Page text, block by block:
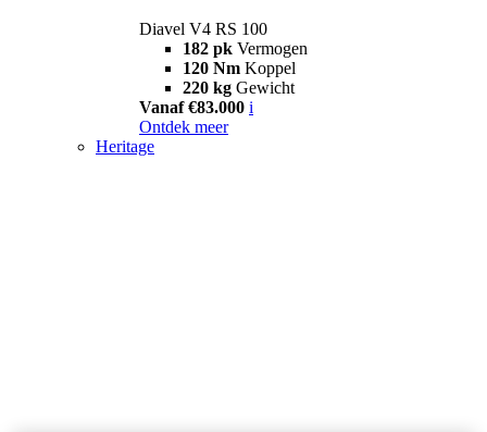
Diavel V4 RS 100
182 pk Vermogen
120 Nm Koppel
220 kg Gewicht
Vanaf €83.000 i
Ontdek meer
Heritage